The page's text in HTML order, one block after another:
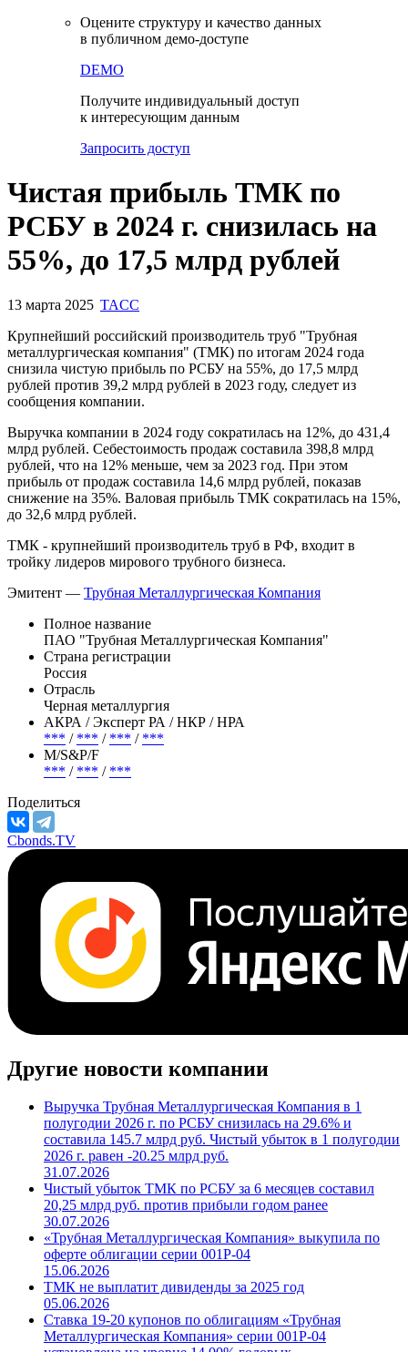
Оцените структуру и качество данных
в публичном демо-доступе
DEMO
Получите индивидуальный доступ
к интересующим данным
Запросить доступ
Чистая прибыль ТМК по
РСБУ в 2024 г. снизилась на
55%, до 17,5 млрд рублей
13 марта 2025 TACC
Крупнейший российский производитель труб "Трубная
металлургическая компания" (ТМК) по итогам 2024 года
снизила чистую прибыль по РСБУ на 55%, до 17,5 млрд
рублей против 39,2 млрд рублей в 2023 году, следует из
сообщения компании.
Выручка компании в 2024 году сократилась на 12%, до 431,4
млрд рублей. Себестоимость продаж составила 398,8 млрд
рублей, что на 12% меньше, чем за 2023 год. При этом
прибыль от продаж составила 14,6 млрд рублей, показав
снижение на 35%. Валовая прибыль ТМК сократилась на 15%,
до 32,6 млрд рублей.
ТМК - крупнейший производитель труб в РФ, входит в
тройку лидеров мирового трубного бизнеса.
Эмитент — Трубная Металлургическая Компания
Полное название
ПАО "Трубная Металлургическая Компания"
Страна регистрации
Россия
Отрасль
Черная металлургия
АКРА / Эксперт РА / НКР / НРА
*** / *** / *** / ***
М/S&P/F
*** / *** / ***
Поделиться
Cbonds.TV
Другие новости компании
Выручка Трубная Металлургическая Компания в 1
полугодии 2026 г. по РСБУ снизилась на 29.6% и
составила 145.7 млрд руб. Чистый убыток в 1 полугодии
2026 г. равен -20.25 млрд руб.
31.07.2026
Чистый убыток ТМК по РСБУ за 6 месяцев составил
20,25 млрд руб. против прибыли годом ранее
30.07.2026
«Трубная Металлургическая Компания» выкупила по
оферте облигации серии 001P-04
15.06.2026
ТМК не выплатит дивиденды за 2025 год
05.06.2026
Ставка 19-20 купонов по облигациям «Трубная
Металлургическая Компания» серии 001P-04